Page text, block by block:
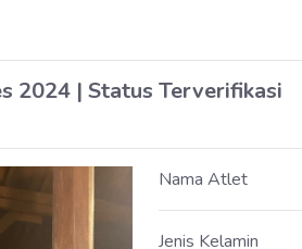
2024 | Status Terverifikasi
Nama Atlet
Jenis Kelamin